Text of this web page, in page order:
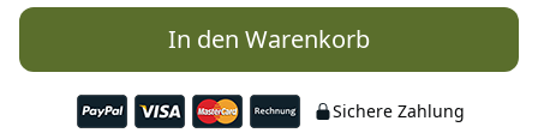
In den Warenkorb
Sichere Zahlung